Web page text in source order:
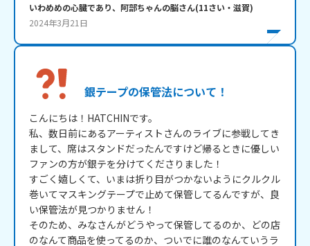
いわめめの心臓であり、阿部ちゃんの脳さん(11さい・ 滋賀)
2024年3月21日
銀テープの保管法について！
こんにちは！HATCHINです。
私、数日前にあるアーティストさんのライブに参戦してき
まして、席はスタンドだったんですけど帰るときに優しい
ファンの方が銀テを分けてくださりました！
すごく嬉しくて、いまは折り目がつかないようにクルクル
巻いてマスキングテープで止めて保管してるんですが、良
い保管法が見つかりません！
そのため、みなさんがどうやって保管してるのか、どの店
のなんて商品を使ってるのか、ついでに誰のなんていうラ